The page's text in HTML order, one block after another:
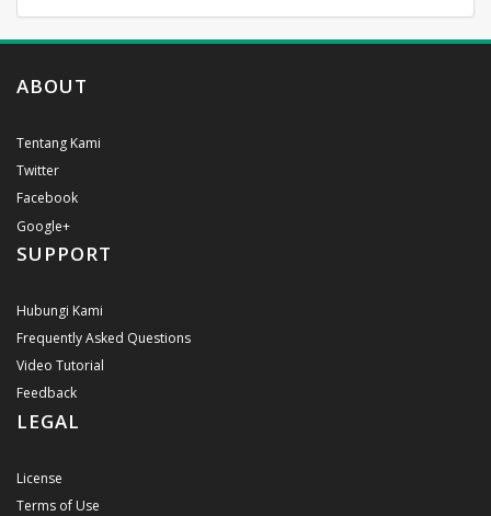
ABOUT
Tentang Kami
Twitter
Facebook
Google+
SUPPORT
Hubungi Kami
Frequently Asked Questions
Video Tutorial
Feedback
LEGAL
License
Terms of Use